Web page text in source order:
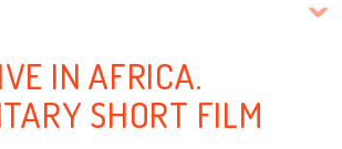
IN AFRICA.
SHORT FILM